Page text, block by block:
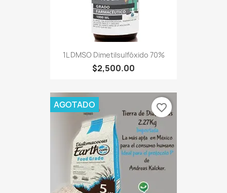
1L DMSO Dimetilsulfóxido 70%
$2,500.00
AGOTADO favorite_border